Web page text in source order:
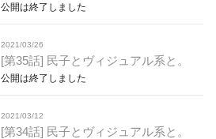
公開は終了しました
2021/03/26
[第35話] 民子とヴィジュアル系と。
公開は終了しました
2021/03/12
[第34話] 民子とヴィジュアル系と。